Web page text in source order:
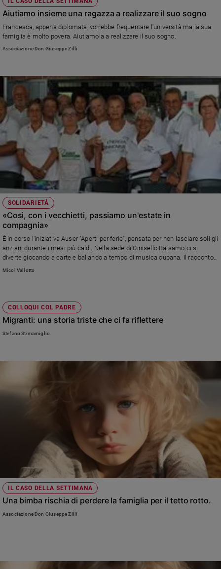
Aiutiamo insieme una ragazza a realizzare il suo sogno
Francesca, appena diplomata, vorrebbe frequentare l'università ma la sua
famiglia è molto povera. Aiutiamola a realizzare il suo sogno.
Associazione Don Giuseppe Zilli
SOLIDARIETÀ
«Così, con i vecchietti, passiamo un'estate in
compagnia»
È in corso l'iniziativa Auser "Aperti per ferie", pensata per non lasciare soli gli
anziani durante i mesi più caldi. Nella sede di Cinisello Balsamo ci si
diverte giocando a carte e ballando a tempo di musica cubana. Il racconto
di due volontarie speciali
Micol Vallotto
COLLOQUI COL PADRE
Migranti: una storia triste che ci fa riflettere
Stefano Stimamiglio
IL CASO DELLA SETTIMANA
Una bimba rischia di perdere la famiglia per il tetto rotto.
Associazione Don Giuseppe Zilli